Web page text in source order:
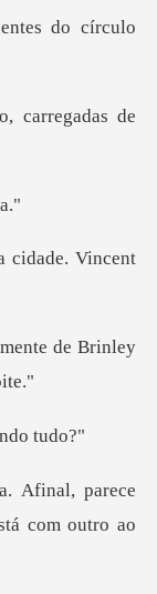
carregada
cidade. Vincent
de Brinley
Afinal, parece